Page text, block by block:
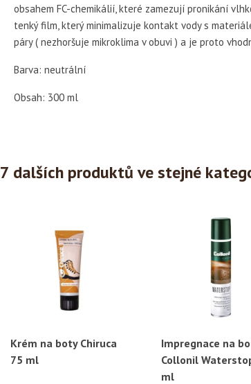
obsahem FC-chemikálií, které zamezují pronikání
tenký film, který minimalizuje kontakt vody s
páry ( nezhoršuje mikroklima v obuvi ) a je proto
Barva: neutrální
Obsah: 300 ml
7 dalších produktů ve stejné
Rychlý náhled
Krém na boty Chiruca
75 ml
Rychlý
Impregnace na
Collonil
ml